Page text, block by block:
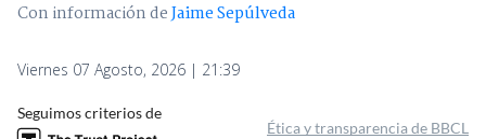
Con información deJaime Sepúlveda
Viernes 07 Agosto, 2026 | 21:39
Seguimos criterios de
Ética y transparencia de BBCL